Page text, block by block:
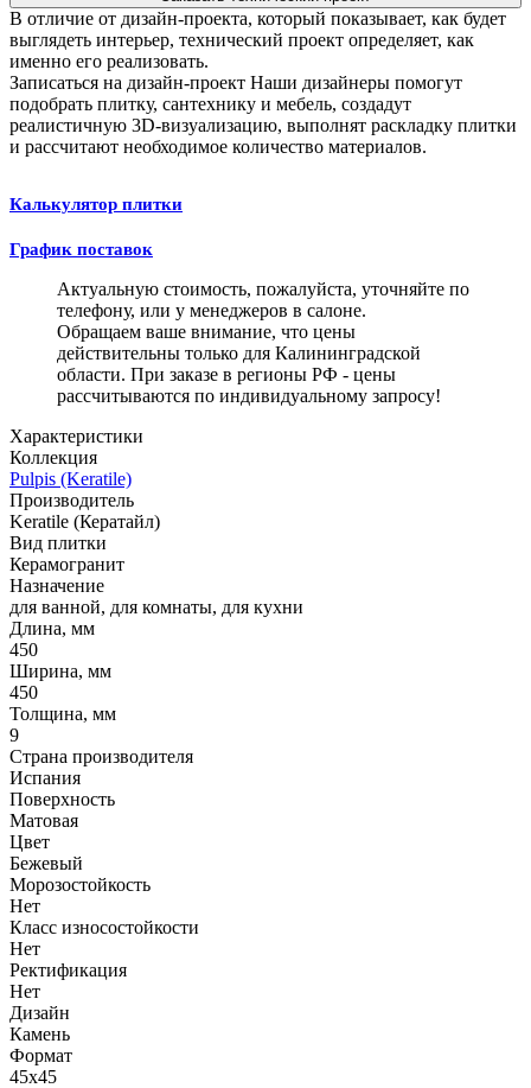
В отличие от дизайн-проекта, который показывает, как будет
выглядеть интерьер, технический проект определяет, как
именно его реализовать.
Записаться на дизайн-проект Наши дизайнеры помогут
подобрать плитку, сантехнику и мебель, создадут
реалистичную 3D-визуализацию, выполнят раскладку плитки
и рассчитают необходимое количество материалов.
Калькулятор плитки
График поставок
Актуальную стоимость, пожалуйста, уточняйте по
телефону, или у менеджеров в салоне.
Обращаем ваше внимание, что цены
действительны только для Калининградской
области. При заказе в регионы РФ - цены
рассчитываются по индивидуальному запросу!
Характеристики
Коллекция
Pulpis (Keratile)
Производитель
Keratile (Кератайл)
Вид плитки
Керамогранит
Назначение
для ванной, для комнаты, для кухни
Длина, мм
450
Ширина, мм
450
Толщина, мм
9
Страна производителя
Испания
Поверхность
Матовая
Цвет
Бежевый
Морозостойкость
Нет
Класс износостойкости
Нет
Ректификация
Нет
Дизайн
Камень
Формат
45x45